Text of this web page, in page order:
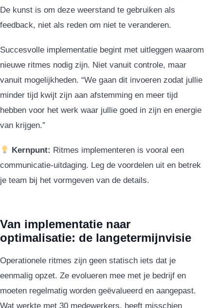
De kunst is om deze weerstand te gebruiken als
feedback, niet als reden om niet te veranderen.
Succesvolle implementatie begint met uitleggen waarom
nieuwe ritmes nodig zijn. Niet vanuit controle, maar
vanuit mogelijkheden. “We gaan dit invoeren zodat jullie
minder tijd kwijt zijn aan afstemming en meer tijd
hebben voor het werk waar jullie goed in zijn en energie
van krijgen.”
Kernpunt: Ritmes implementeren is vooral een
communicatie-uitdaging. Leg de voordelen uit en betrek
je team bij het vormgeven van de details.
Van implementatie naar
optimalisatie: de langetermijnvisie
Operationele ritmes zijn geen statisch iets dat je
eenmalig opzet. Ze evolueren mee met je bedrijf en
moeten regelmatig worden geëvalueerd en aangepast.
Wat werkte met 30 medewerkers, heeft misschien